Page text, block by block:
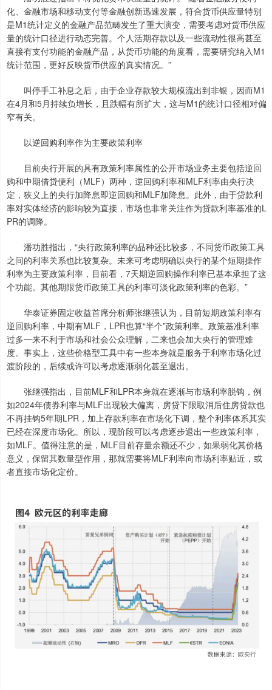
化、金融市场和移动支付等金融创新迅速发展，符合货币供应量特别
是M1统计定义的金融产品范畴发生了重大演变，需要考虑对货币供应
量的统计口径进行动态完善。个人活期存款以及一些流动性很高甚至
直接有支付功能的金融产品，从货币功能的角度看，需要研究纳入M1
统计范围，更好反映货币供应的真实情况。”
叫停手工补息之后，由于企业存款较大规模流出到非银，因而M1
在4月和5月持续负增长，且跌幅有所扩大，这与M1的统计口径相对偏
窄有关。
以逆回购利率作为主要政策利率
目前央行开展的具有政策利率属性的公开市场业务主要包括逆回
购和中期借贷便利（MLF）两种，逆回购利率和MLF利率由央行决
定，狭义上的央行加降息即逆回购和MLF加降息。此外，由于贷款利
率对实体经济的影响较为直接，市场也非常关注作为贷款利率基准的L
PR的调降。
潘功胜指出，“央行政策利率的品种还比较多，不同货币政策工具
之间的利率关系也比较复杂。未来可考虑明确以央行的某个短期操作
利率为主要政策利率，目前看，7天期逆回购操作利率已基本承担了这
个功能。其他期限货币政策工具的利率可淡化政策利率的色彩。”
华泰证券固定收益首席分析师张继强认为，目前短期政策利率有
逆回购利率，中期有MLF，LPR也算“半个”政策利率。政策基准利率
过多一来不利于市场和社会公众理解，二来也会加大央行的管理难
度。事实上，这些价格型工具中有一些本身就是服务于利率市场化过
渡阶段的，后续或许可以考虑逐渐弱化甚至退出。
张继强指出，目前MLF和LPR本身就在逐渐与市场利率脱钩，例
如2024年债券利率与MLF出现较大偏离，房贷下限取消后住房贷款也
不再挂钩5年期LPR，加上存款利率在市场化下调，整个利率体系其实
已经在深度市场化。所以，现阶段可以考虑逐步退出一些政策利率，
如MLF。值得注意的是，MLF目前存量余额还不少，如果弱化其价格
意义，保留其数量型作用，那就需要将MLF利率向市场利率贴近，或
者直接市场化定价。